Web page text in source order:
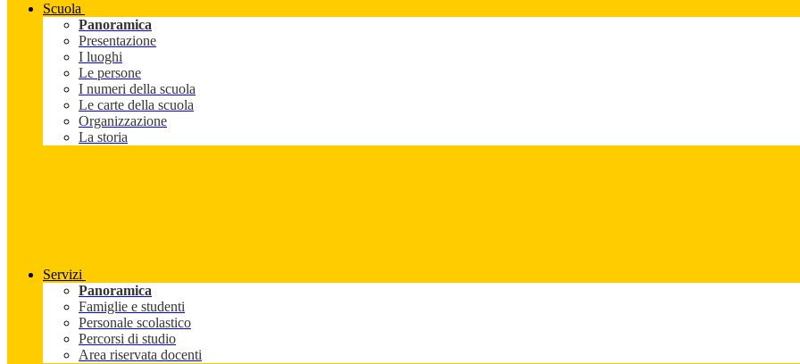
Scuola
Panoramica
Presentazione
I luoghi
Le persone
I numeri della scuola
Le carte della scuola
Organizzazione
La storia
Servizi
Panoramica
Famiglie e studenti
Personale scolastico
Percorsi di studio
Area riservata docenti